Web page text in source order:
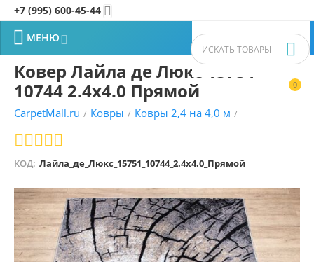
+7 (995) 600-45-44 
0


 МЕНЮ
Ковер Лайла де Люкс 15751
10744 2.4x4.0 Прямой
CarpetMall.ru / Ковры / Ковры 2,4 на 4,0 м /
КОД: Лайла_де_Люкс_15751_10744_2.4x4.0_Прямой